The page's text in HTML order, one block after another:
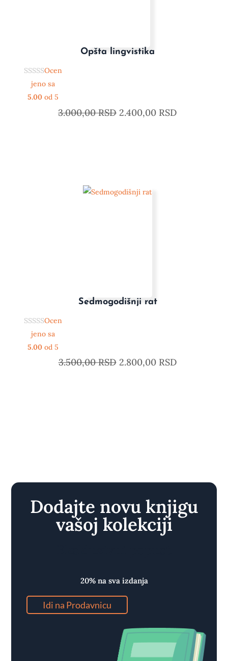
Opšta lingvistika
Ocen
jeno sa
5.00od 5
3.000,00RSD 2.400,00 RSD
Sedmogodišnji rat
Ocen
jeno sa
5.00od 5
3.500,00RSD 2.800,00 RSD
Dodajte novu knjigu
vašoj kolekciji
20% na sva izdanja
Idi na Prodavnicu